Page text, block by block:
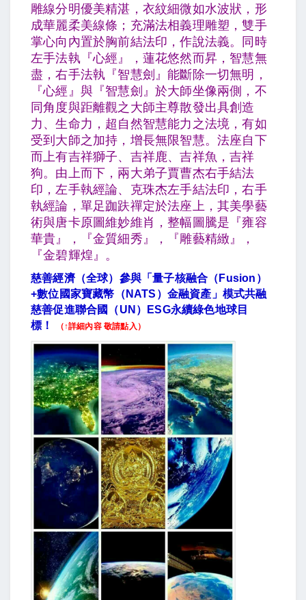
雕線分明優美精湛，衣紋細微如水波狀，形
成華麗柔美線條；充滿法相義理雕塑，雙手
掌心向內置於胸前結法印，作說法義。同時
左手法執『心經』，蓮花悠然而昇，智慧無
盡，右手法執『智慧劍』能斷除一切無明，
『心經』與『智慧劍』於大師坐像兩側，不
同角度與距離觀之大師主尊散發出具創造
力、生命力，超自然智慧能力之法境，有如
受到大師之加持，增長無限智慧。法座自下
而上有吉祥獅子、吉祥鹿、吉祥魚，吉祥
狗。由上而下，兩大弟子賈曹杰右手結法
印，左手執經論、克珠杰左手結法印，右手
執經論，單足跏趺禪定於法座上，其美學藝
術與唐卡原圖維妙維肖，整幅圖騰是『雍容
華貴』，『金質細秀』，『雕藝精緻』，
『金碧輝煌』。
慈善經濟（全球）參與「量子核融合（Fusion ）
+數位國家寶藏幣（NATS ）金融資產」模式共融
慈善促進聯合國（UN ）ESG永續綠色地球目
標！
（↑詳細內容 敬請點入）